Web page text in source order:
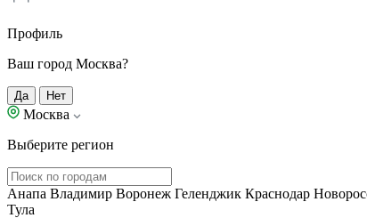
Профиль
Ваш город Москва?
Да Нет
Москва
Выберите регион
Анапа Владимир Воронеж Геленджик Краснодар
Тула